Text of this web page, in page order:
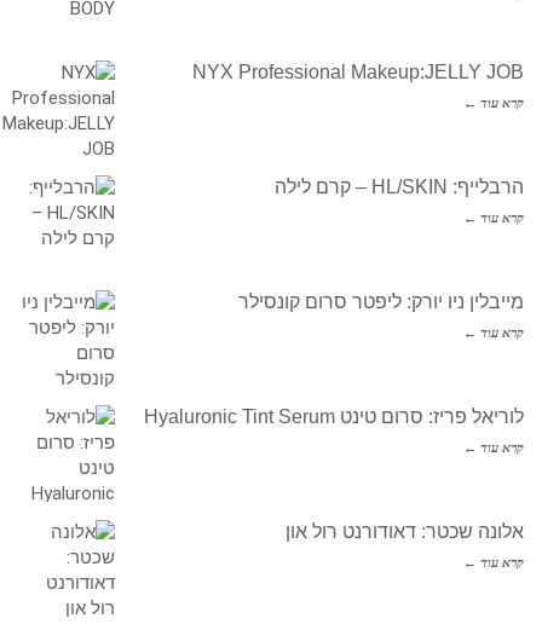
NYX Professional Makeup:JELLY JOB
קרא עוד ←
הרבלייף: HL/SKIN – קרם לילה
קרא עוד ←
מייבלין ניו יורק: ליפטר סרום קונסילר
קרא עוד ←
לוריאל פריז: סרום טינט Hyaluronic Tint Serum
קרא עוד ←
אלונה שכטר: דאודורנט רול און
קרא עוד ←